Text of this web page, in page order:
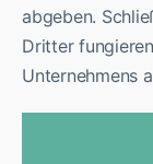
abgeben.
Dritter
Unternehmens